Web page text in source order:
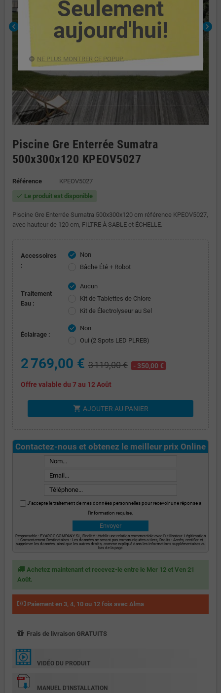
chevron_left chevron_right
Piscine Gre Enterrée Sumatra
500x300x120 KPEOV5027
Référence KPEOV5027
check Le produit est disponible
Piscine Gre Enterrée Sumatra 500x300x120 cm référence KPEOV5027,
avec hauteur de 120 cm, FILTRE À SABLE et ÉCHELLE.
Accessoires
:
check
Non
Bâche Été + Robot
Traitement
Eau :
check
Aucun
Kit de Tablettes de Chlore
Kit de Électrolyseur au Sel
Éclairage :
check
Non
Oui (2 Spots LED PLREB)
2 769,00 € 3 119,00 € - 350,00 €
Offre valable du 7 au 12 Août
shopping_cart AJOUTER AU PANIER
Contactez-nous et obtenez le meilleur prix Online
J’accepte le traitement de mes données personnelles pour recevoir une réponse a
l’information requise.
Responsable : EYAROC COMPANY SL, Finalité : établir une relation commerciale avec l’utilisateur. Légitimation
: Consentement Destinataires : Les données ne seront pas communiquées a tiers, Droits : Accès, rectifier et
supprimer les données, ainsi que les autres droits, comme expliqué dans les informations supplémentaires au
bas de la page.
Achetez maintenant et recevez-le entre le Mer 12 et Ven 21
Août.
Paiement en 3, 4, 10 ou 12 fois avec Alma
Frais de livraison GRATUITS
VIDÉO DU PRODUIT
MANUEL D'INSTALLATION
Seulement
aujourd'hui!
NE PLUS MONTRER CE POPUP.